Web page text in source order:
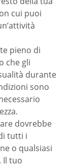
cui puoi
pieno di
che gli
durante
sono
dovrebbe
tutti i
o qualsiasi
Il tuo